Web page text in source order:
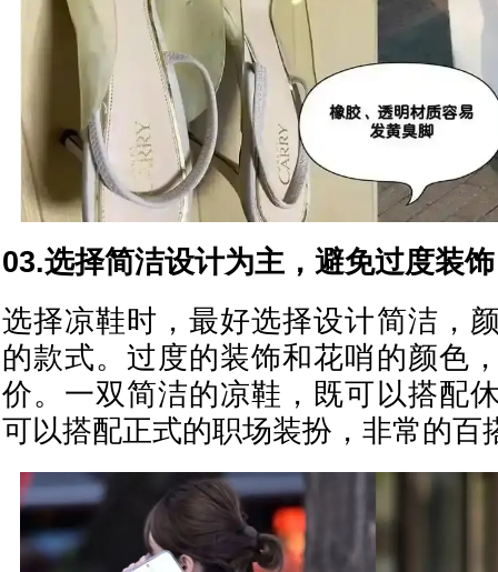
03.选择简洁设计为主，避免过度装饰
选择凉鞋时，最好选择设计简洁，
的款式。过度的装饰和花哨的颜色
价。一双简洁的凉鞋，既可以搭配
可以搭配正式的职场装扮，非常的百